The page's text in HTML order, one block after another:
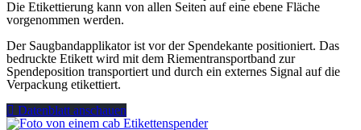
Die Etikettierung kann von allen Seiten auf eine ebene Fläche
vorgenommen werden.
Der Saugbandapplikator ist vor der Spendekante positioniert. Das
bedruckte Etikett wird mit dem Riementransportband zur
Spendeposition transportiert und durch ein externes Signal auf die
Verpackung etikettiert.
Datenblatt anschauen